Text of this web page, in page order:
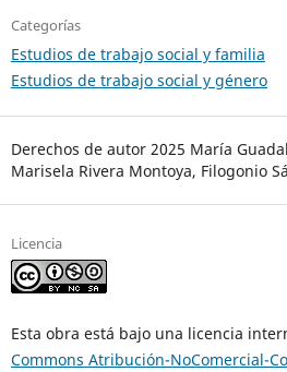
Categorías
Estudios de trabajo social y familia
Estudios de trabajo social y género
Derechos de autor 2025 María
Marisela Rivera Montoya, Filogonio
Licencia
Esta obra está bajo una licencia
Commons Atribución-NoComercial-